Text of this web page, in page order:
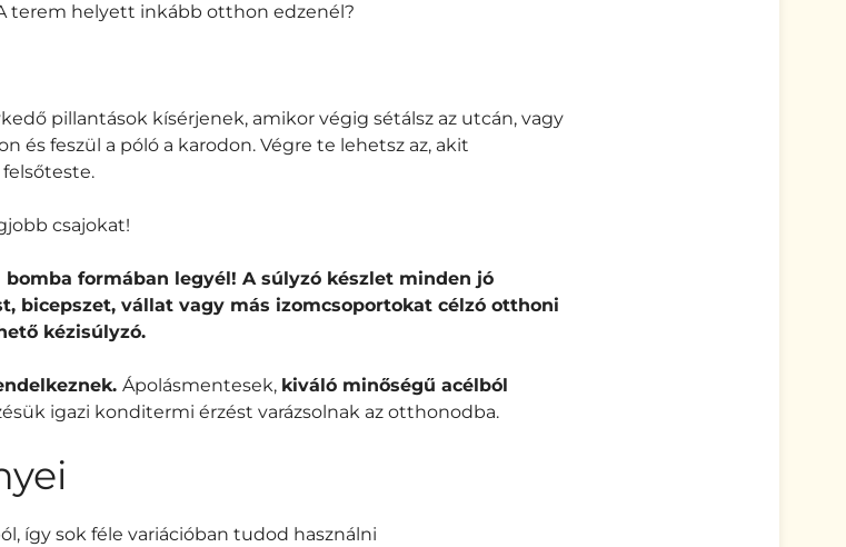
terem helyett inkább otthon edzenél?
pillantások kísérjenek, amikor végig sétálsz az utcán, vagy
és feszül a póló a karodon. Végre te lehetsz az, akit
csajokat!
formában legyél! A súlyzó készlet minden jó
bicepszet, vállat vagy más izomcsoportokat célzó otthoni
kézisúlyzó.
Ápolásmentesek, kiváló minőségű acélból
igazi konditermi érzést varázsolnak az otthonodba.
így sok féle variációban tudod használni